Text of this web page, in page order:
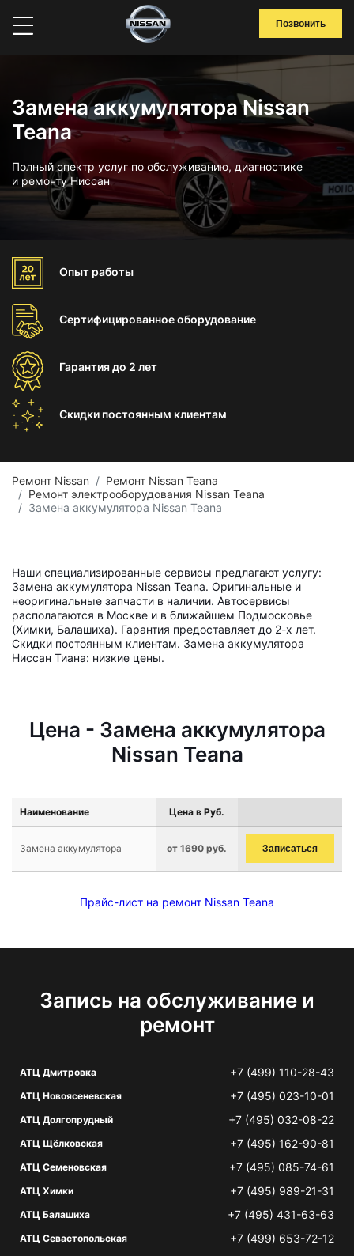
Позвонить
Замена аккумулятора Nissan
Teana
Полный спектр услуг по обслуживанию, диагностике
и ремонту Ниссан
Опыт работы
Сертифицированноеоборудование
Гарантиядо 2 лет
Скидки постоянным клиентам
Ремонт Nissan
Ремонт Nissan Teana
Ремонт электрооборудования Nissan Teana
Замена аккумулятора Nissan Teana
Наши специализированные сервисы предлагают услугу:
Замена аккумулятора Nissan Teana. Оригинальные и
неоригинальные запчасти в наличии. Автосервисы
располагаются в Москве и в ближайшем Подмосковье
(Химки, Балашиха). Гарантия предоставляет до 2-х лет.
Скидки постоянным клиентам. Замена аккумулятора
Ниссан Тиана: низкие цены.
Цена - Замена аккумулятора
Nissan Teana
Наименование Цена в Руб.
Замена аккумулятора от 1690 руб. Записаться
Прайс-лист на ремонт Nissan Teana
Запись на обслуживание и
ремонт
АТЦ Дмитровка +7 (499) 110-28-43
АТЦ Новоясеневская +7 (495) 023-10-01
АТЦ Долгопрудный +7 (495) 032-08-22
АТЦ Щёлковская +7 (495) 162-90-81
АТЦ Семеновская +7 (495) 085-74-61
АТЦ Химки +7 (495) 989-21-31
АТЦ Балашиха +7 (495) 431-63-63
АТЦ Севастопольская +7 (499) 653-72-12